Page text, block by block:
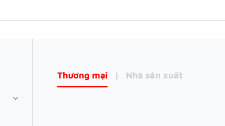
Thương mại | Nhà sản xuất